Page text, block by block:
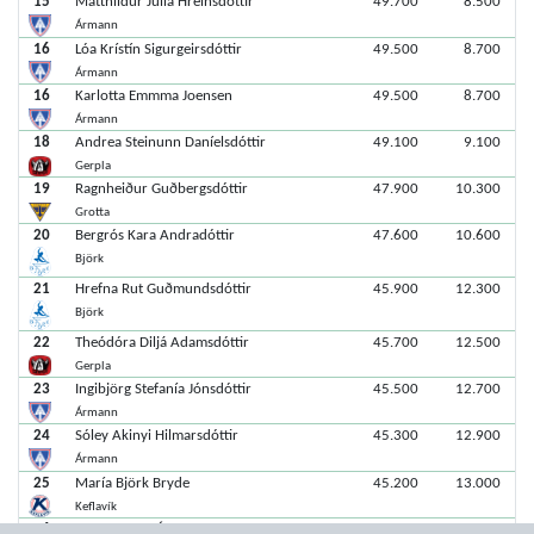
Ármann
16 Lóa Krístín Sigurgeirsdóttir
Ármann
49.500 8.700
16 Karlotta Emmma Joensen
Ármann
49.500 8.700
18 Andrea Steinunn Daníelsdóttir
Gerpla
49.100 9.100
19 Ragnheiður Guðbergsdóttir
Grotta
47.900 10.300
20 Bergrós Kara Andradóttir
Björk
47.600 10.600
21 Hrefna Rut Guðmundsdóttir
Björk
45.900 12.300
22 Theódóra Diljá Adamsdóttir
Gerpla
45.700 12.500
23 Ingibjörg Stefanía Jónsdóttir
Ármann
45.500 12.700
24 Sóley Akinyi Hilmarsdóttir
Ármann
45.300 12.900
25 María Björk Bryde
Keflavík
45.200 13.000